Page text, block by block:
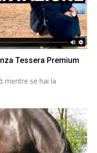
Tessera Premium
mentre se hai la